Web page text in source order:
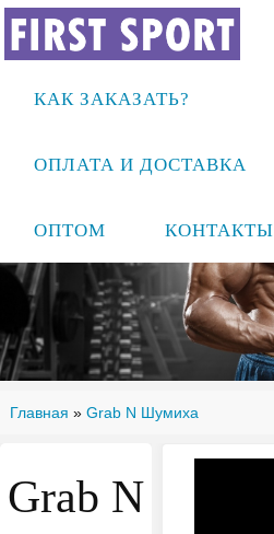
КАК ЗАКАЗАТЬ?
ОПЛАТА И ДОСТАВКА
ОПТОМ КОНТАКТЫ
Главная » Grab N Шумиха
Grab N